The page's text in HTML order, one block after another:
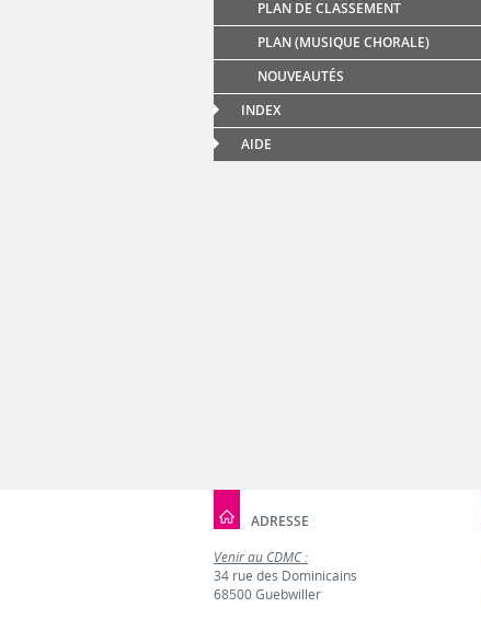
PLAN DE CLASSEMENT
PLAN (MUSIQUE CHORALE)
NOUVEAUTÉS
INDEX
AIDE
ADRESSE
Venir au CDMC :
34 rue des Dominicains
68500 Guebwiller